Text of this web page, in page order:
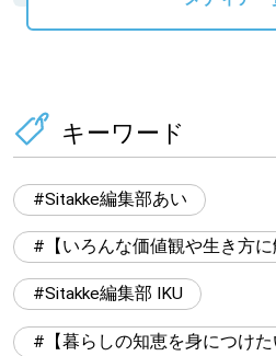
キーワード
Sitakke編集部あい
【いろんな価値観や生き方に
Sitakke編集部 IKU
【暮らしの知恵を身につけた